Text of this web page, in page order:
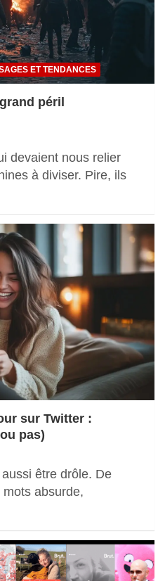
ET TENDANCES
péril
devaient nous relier
à diviser. Pire, ils
sur Twitter :
pas)
être drôle. De
mots absurde,